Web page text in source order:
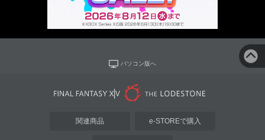
パソコン版へ
関連商品 e-STOREで購入